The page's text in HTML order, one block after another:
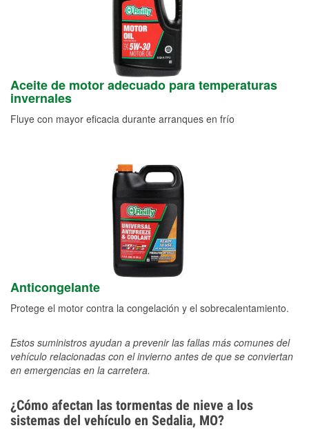
Aceite de motor adecuado para temperaturas
invernales
Fluye con mayor eficacia durante arranques en frío
Anticongelante
Protege el motor contra la congelación y el sobrecalentamiento.
Estos suministros ayudan a prevenir las fallas más comunes del
vehículo relacionadas con el invierno antes de que se conviertan
en emergencias en la carretera.
¿Cómo afectan las tormentas de nieve a los
sistemas del vehículo en Sedalia, MO?